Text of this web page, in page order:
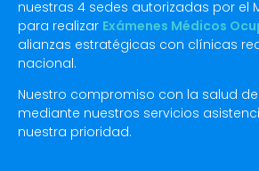
nuestras 4 sedes autorizadas por el
para realizar Exámenes Médicos
alianzas estratégicas con clínicas
nacional.
Nuestro compromiso con la salud
mediante nuestros servicios
nuestra prioridad.